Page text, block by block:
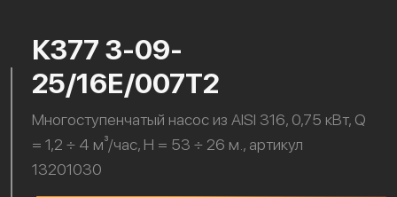
К377 3-09-
25/16Е/007Т2
Многоступенчатый насос из AISI 316, 0,75 кВт, Q
= 1,2 ÷ 4 м³/час, H = 53 ÷ 26 м., артикул
13201030